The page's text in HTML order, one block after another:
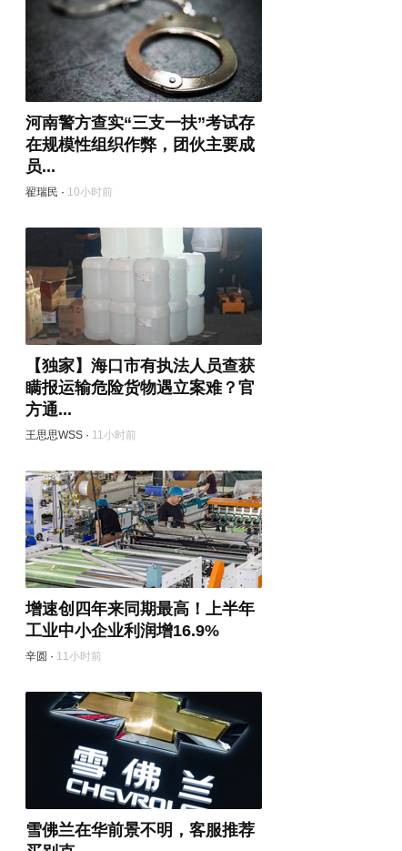
河南警方查实“三支一扶”考试存
在规模性组织作弊，团伙主要成
员...
翟瑞民 · 10小时前
【独家】海口市有执法人员查获
瞒报运输危险货物遇立案难？官
方通...
王思思WSS · 11小时前
增速创四年来同期最高！上半年
工业中小企业利润增16.9%
辛圆 · 11小时前
雪佛兰在华前景不明，客服推荐